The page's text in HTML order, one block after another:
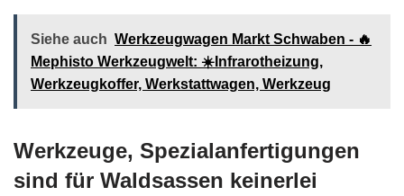
Siehe auch Werkzeugwagen Markt Schwaben - 🔥
Mephisto Werkzeugwelt: ☀️Infrarotheizung,
Werkzeugkoffer, Werkstattwagen, Werkzeug
Werkzeuge, Spezialanfertigungen
sind für Waldsassen keinerlei